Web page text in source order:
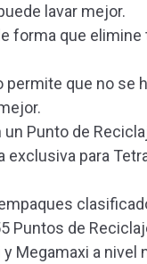
lavar mejor.
forma que
permite que no se
Punto de
exclusiva para
Puntos de
Megamaxi a nivel